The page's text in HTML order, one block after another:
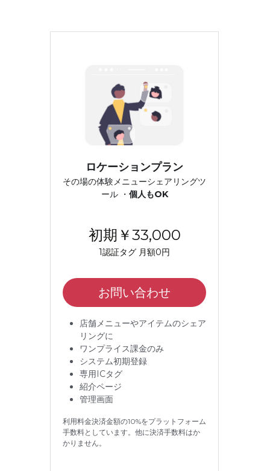
ロケーションプラン
その場の体験メニューシェアリングツ
ール ・ 個人もOK
初期￥33,000
1認証タグ 月額0円
お問い合わせ
店舗メニューやアイテムのシェア
リングに
ワンプライス課金のみ
システム初期登録
専用ICタグ
紹介ページ
管理画面
利用料金決済金額の10%をプラットフォーム
手数料としています。他に決済手数料はか
かりません。